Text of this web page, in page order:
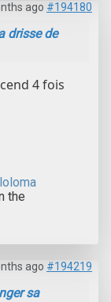
ago #194180
drisse de
4 fois
loloma
the
ago #194219
sa